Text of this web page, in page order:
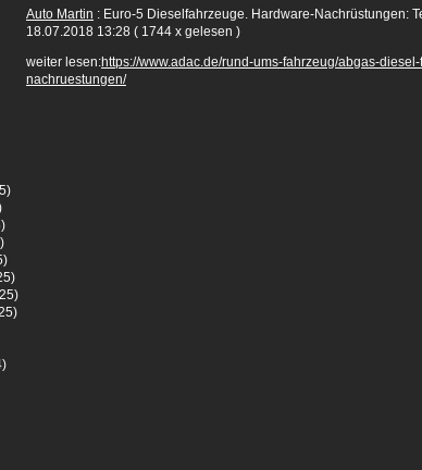
Auto Martin : Euro-5 Dieselfahrzeuge. Hardware-Nachrüstungen:
18.07.2018 13:28 ( 1744 x gelesen )
weiter lesen:https://www.adac.de/rund-ums-fahrzeug/abgas-
nachruestungen/